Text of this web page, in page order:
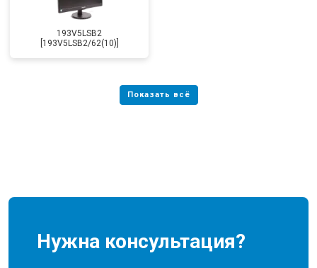
193V5LSB2
[193V5LSB2/62(10)]
Нужна консультация?